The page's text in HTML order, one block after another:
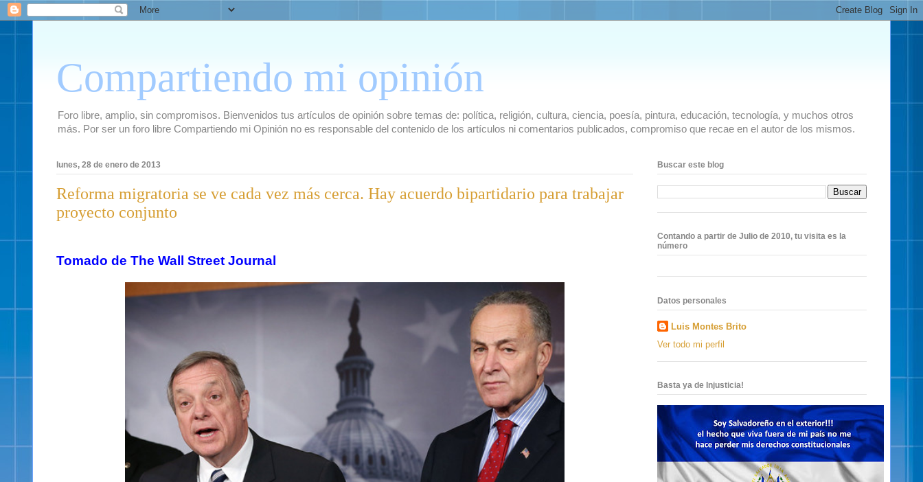
Compartiendo mi opinión
Foro libre, amplio, sin compromisos. Bienvenidos tus artículos de opinión sobre temas de: política, religión, cultura, ciencia, poesía, pintura, educación, tecnología, y muchos otros
más. Por ser un foro libre Compartiendo mi Opinión no es responsable del contenido de los artículos ni comentarios publicados, compromiso que recae en el autor de los mismos.
lunes, 28 de enero de 2013
Reforma migratoria se ve cada vez más cerca. Hay acuerdo bipartidario para trabajar
proyecto conjunto
Tomado de The Wall Street Journal
Buscar este blog
Contando a partir de Julio de 2010, tu visita es la
número
Datos personales
Luis Montes Brito
Ver todo mi perfil
Basta ya de Injusticia!